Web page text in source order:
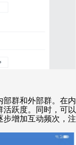
部群和外部群。在内
跃度。同时，可以
步增加互动频次，注